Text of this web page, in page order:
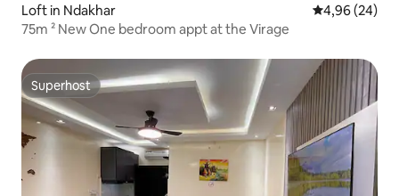
Loft in Ndakhar Gemiddelde
4,96 (24)
75m ² New One bedroom appt at the Virage
Superhost
Superhost